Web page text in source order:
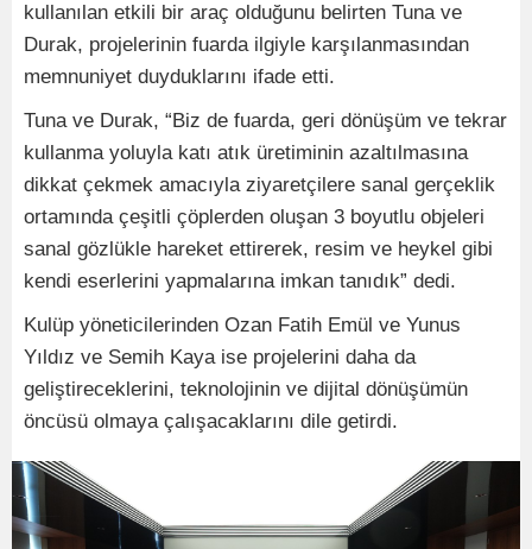
kullanılan etkili bir araç olduğunu belirten Tuna ve
Durak, projelerinin fuarda ilgiyle karşılanmasından
memnuniyet duyduklarını ifade etti.
Tuna ve Durak, “Biz de fuarda, geri dönüşüm ve tekrar
kullanma yoluyla katı atık üretiminin azaltılmasına
dikkat çekmek amacıyla ziyaretçilere sanal gerçeklik
ortamında çeşitli çöplerden oluşan 3 boyutlu objeleri
sanal gözlükle hareket ettirerek, resim ve heykel gibi
kendi eserlerini yapmalarına imkan tanıdık” dedi.
Kulüp yöneticilerinden Ozan Fatih Emül ve Yunus
Yıldız ve Semih Kaya ise projelerini daha da
geliştireceklerini, teknolojinin ve dijital dönüşümün
öncüsü olmaya çalışacaklarını dile getirdi.